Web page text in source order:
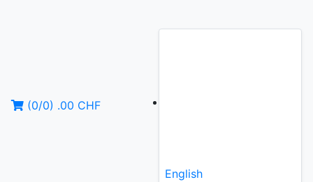
English
(0/0) .00 CHF